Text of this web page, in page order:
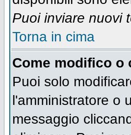
Puoi inviare nuovi
Torna in cima
Come modifico o
Puoi solo
l'amministratore o
messaggio